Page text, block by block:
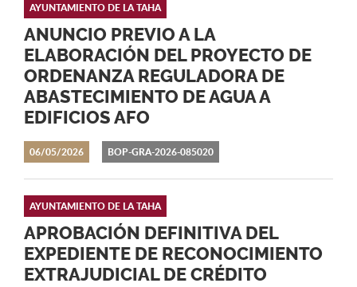
06/05/2026
ANUNCIO PREVIO A LA
ELABORACIÓN DEL PROYECTO DE
ORDENANZA REGULADORA DE
ABASTECIMIENTO DE AGUA A
EDIFICIOS AFO
AYUNTAMIENTO DE LA TAHA
BOP-GRA-2026-085020
APROBACIÓN DEFINITIVA DEL
EXPEDIENTE DE RECONOCIMIENTO
EXTRAJUDICIAL DE CRÉDITO
AYUNTAMIENTO DE LA TAHA